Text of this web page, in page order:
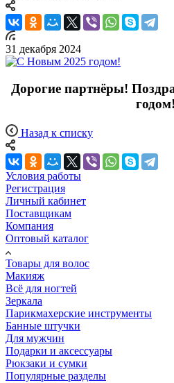
31 декабря 2024
Дорогие партнёры!
годом!
Назад к списку
Условия работы
Регистрация
Личный кабинет
Поставщикам
Компания
Оптовый каталог
Товары для волос
Макияж
Всё для ногтей
Зеркала
Парикмахерские инструменты
Банные штучки
Для мужчин
Подарки и аксессуары
Рюкзаки и сумки
Популярные разделы